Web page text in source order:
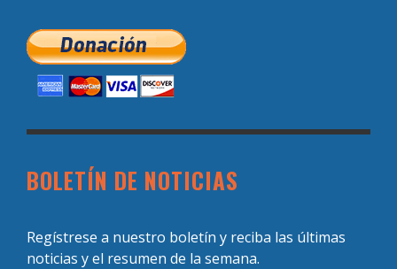
BOLETÍN DE NOTICIAS
Regístrese a nuestro boletín y reciba las últimas
noticias y el resumen de la semana.